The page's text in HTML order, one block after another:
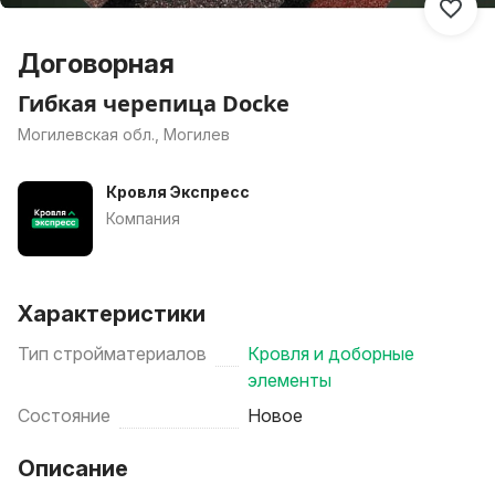
Договорная
Гибкая черепица Docke
Могилевская обл., Могилев
Кровля Экспресс
Компания
Характеристики
Тип стройматериалов
Кровля и доборные
элементы
Состояние
Новое
Описание